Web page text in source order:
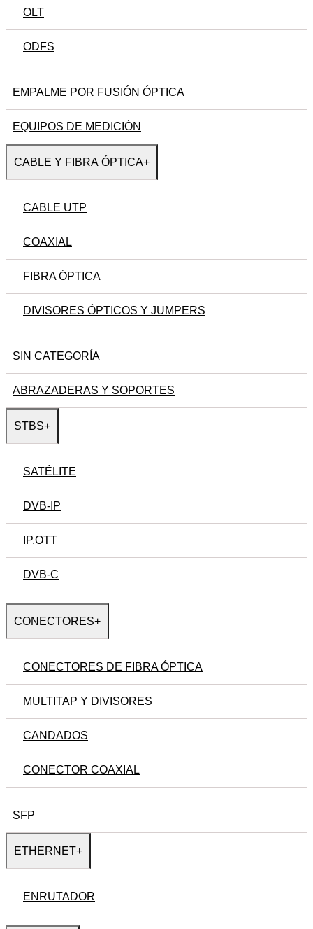
OLT
ODFS
EMPALME POR FUSIÓN ÓPTICA
EQUIPOS DE MEDICIÓN
CABLE Y FIBRA ÓPTICA+
CABLE UTP
COAXIAL
FIBRA ÓPTICA
DIVISORES ÓPTICOS Y JUMPERS
SIN CATEGORÍA
ABRAZADERAS Y SOPORTES
STBS+
SATÉLITE
DVB-IP
IP.OTT
DVB-C
CONECTORES+
CONECTORES DE FIBRA ÓPTICA
MULTITAP Y DIVISORES
CANDADOS
CONECTOR COAXIAL
SFP
ETHERNET+
ENRUTADOR